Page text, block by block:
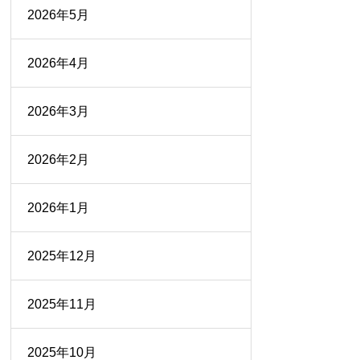
2026年5月
2026年4月
2026年3月
2026年2月
2026年1月
2025年12月
2025年11月
2025年10月